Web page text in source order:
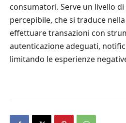
consumatori. Serve un livello
percepibile, che si traduce
effettuare transazioni con
autenticazione adeguati,
limitando le esperienze